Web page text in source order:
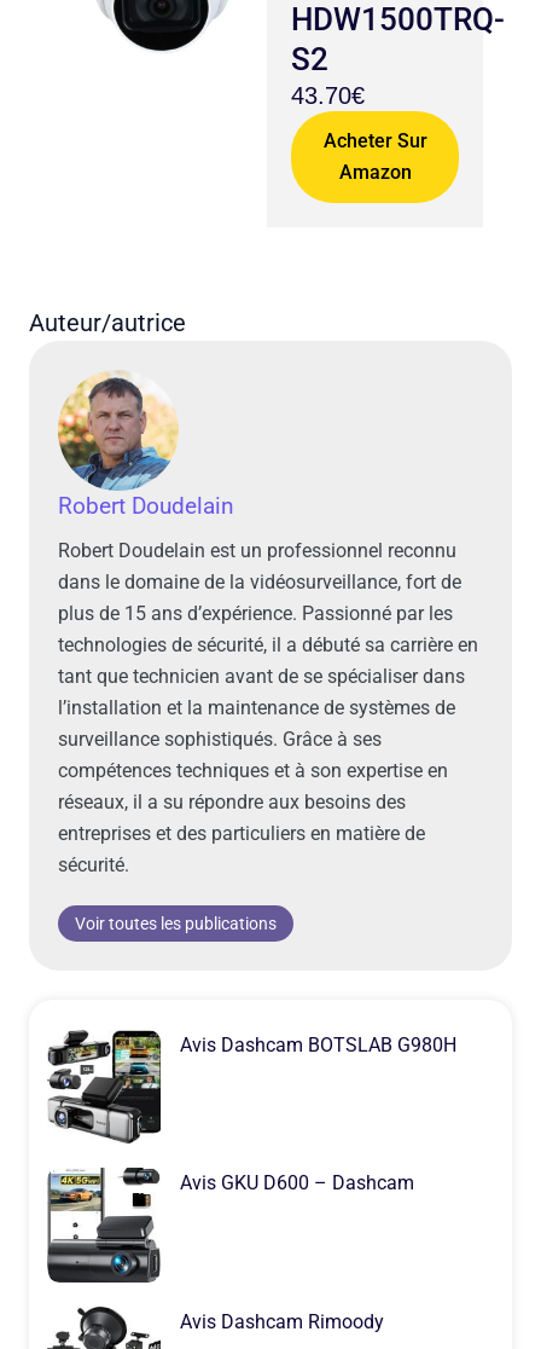
HDW1500TRQ-
S2
43.70€
Acheter Sur
Amazon
Auteur/autrice
Robert Doudelain
Robert Doudelain est un professionnel reconnu
dans le domaine de la vidéosurveillance, fort de
plus de 15 ans d’expérience. Passionné par les
technologies de sécurité, il a débuté sa carrière en
tant que technicien avant de se spécialiser dans
l’installation et la maintenance de systèmes de
surveillance sophistiqués. Grâce à ses
compétences techniques et à son expertise en
réseaux, il a su répondre aux besoins des
entreprises et des particuliers en matière de
sécurité.
Voir toutes les publications
Avis Dashcam BOTSLAB G980H
Avis GKU D600 – Dashcam
Avis Dashcam Rimoody